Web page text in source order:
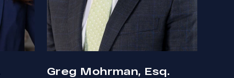
Greg Mohrman, Esq.